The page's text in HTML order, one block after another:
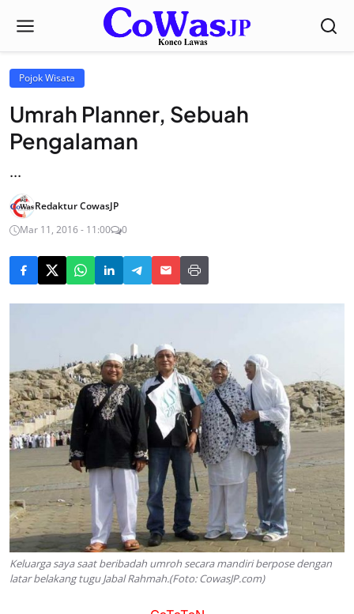
Pojok Wisata
Umrah Planner, Sebuah
Pengalaman
...
Redaktur CowasJP
Mar 11, 2016 - 11:00
0
Keluarga saya saat beribadah umroh secara mandiri berpose dengan
latar belakang tugu Jabal Rahmah.(Foto: CowasJP.com)